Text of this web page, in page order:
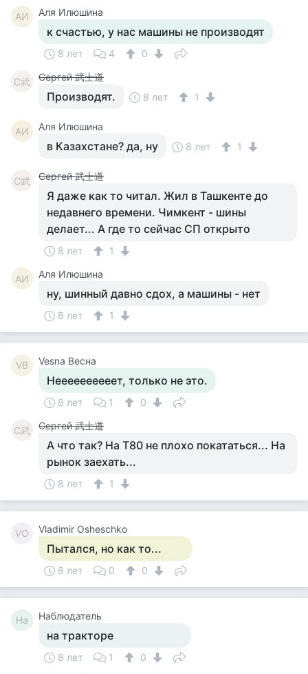
АИ Аля Илюшина
к счастью, у нас машины не производят
8 лет 4 0
С武 Сергей 武士道
Производят. 8 лет 1
АИ Аля Илюшина
в Казахстане? да, ну 8 лет 1
С武 Сергей 武士道
Я даже как то читал. Жил в Ташкенте до
недавнего времени. Чимкент - шины
делает... А где то сейчас СП открыто
8 лет 1
АИ Аля Илюшина
ну, шинный давно сдох, а машины - нет
8 лет 1
VВ Vesna Весна
Неееееееееет, только не это.
8 лет 1 0
С武 Сергей 武士道
А что так? На Т80 не плохо покататься... На
рынок заехать...
8 лет 1
VO Vladimir Osheschko
Пытался, но как то...
8 лет 0 0
На Наблюдатель
на тракторе
8 лет 1 0